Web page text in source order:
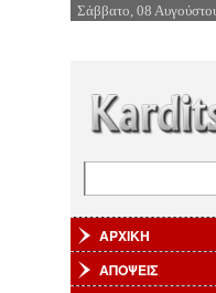
Σάββατο, 08
ΑΡΧΙΚΗ
ΑΠΟΨΕΙΣ